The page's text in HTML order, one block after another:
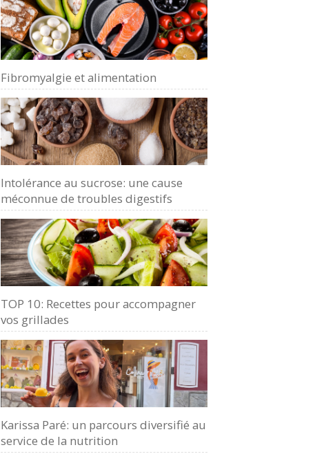
Fibromyalgie et alimentation
Intolérance au sucrose: une cause
méconnue de troubles digestifs
TOP 10: Recettes pour accompagner
vos grillades
Karissa Paré: un parcours diversifié au
service de la nutrition